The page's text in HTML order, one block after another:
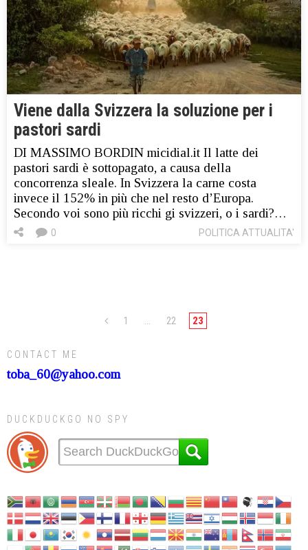
Viene dalla Svizzera la soluzione per i
pastori sardi
DI MASSIMO BORDIN micidial.it Il latte dei
pastori sardi è sottopagato, a causa della
concorrenza sleale. In Svizzera la carne costa
invece il 152% in più che nel resto d’Europa.
Secondo voi sono più ricchi gi svizzeri, o i sardi?…
POLITICA ATTUALITA'
0
1 … 22 23
CONTACT ME
toba_60@yahoo.com
DUCKDUCKGO NO SPY